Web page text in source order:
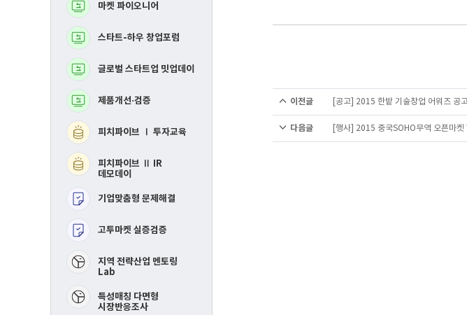
마켓 파이오니어
스타트-하우 창업포럼
글로벌 스타트업 밋업데이
제품개선·검증
피치파이브 Ⅰ 투자교육
피치파이브 Ⅱ IR
데모데이
기업맞춤형 문제해결
고투마켓 실증검증
​지역 전략산업 멘토링
Lab
특성매칭 다면형
시장반응조사
지역연합 창업활성화 Ⅱ-
RE-mastering​
이전글 [공고] 2015 한밭 기술창업 어워즈 공
다음글 [행사] 2015 중국SOHO무역 오픈마